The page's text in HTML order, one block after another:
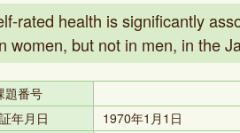
rated health is significantly
women, but not in men, in the
題番号
年月日
1970年1月1日